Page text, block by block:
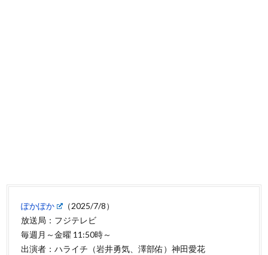
ぽかぽか
（2025/7/8）
放送局：フジテレビ
毎週月～金曜 11:50時～
出演者：ハライチ（岩井勇気、澤部佑）神田愛花